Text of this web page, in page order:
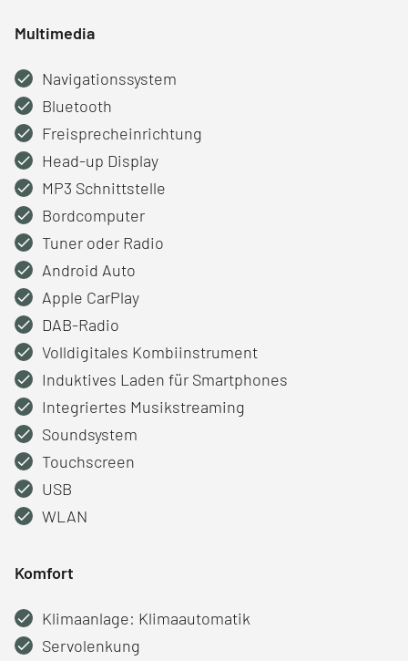
Multimedia
Navigationssystem
Bluetooth
Freisprecheinrichtung
Head-up Display
MP3 Schnittstelle
Bordcomputer
Tuner oder Radio
Android Auto
Apple CarPlay
DAB-Radio
Volldigitales Kombiinstrument
Induktives Laden für Smartphones
Integriertes Musikstreaming
Soundsystem
Touchscreen
USB
WLAN
Komfort
Klimaanlage: Klimaautomatik
Servolenkung